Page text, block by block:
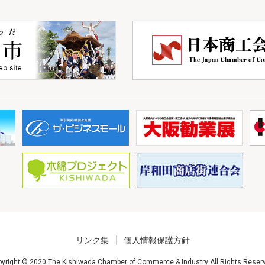
リンク集 個人情報保護方針
© 2020 The Kishiwada Chamber of Commerce & Industry All Rights